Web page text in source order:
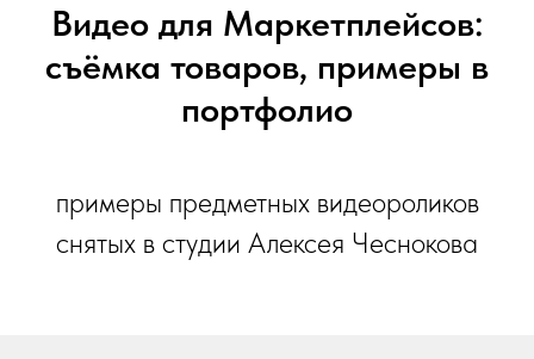
Видео для Маркетплейсов:
съёмка товаров, примеры в
портфолио
примеры предметных видеороликов
снятых в студии Алексея Чеснокова